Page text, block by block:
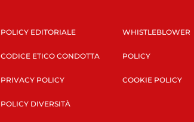
POLICY EDITORIALE
CODICE ETICO CONDOTTA
PRIVACY POLICY
POLICY DIVERSITÀ
WHISTLEBLOWER
POLICY
COOKIE POLICY